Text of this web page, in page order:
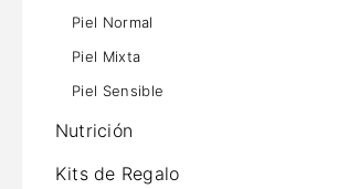
Piel Normal
Piel Mixta
Piel Sensible
Nutrición
Kits de Regalo